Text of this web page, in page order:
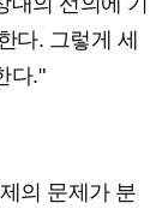
다. 그렇게 세
다."
의 문제가 분